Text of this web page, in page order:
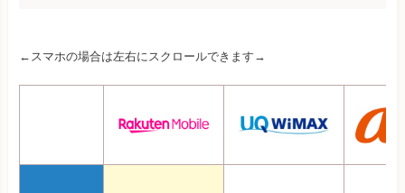
←スマホの場合は左右にスクロールできます→